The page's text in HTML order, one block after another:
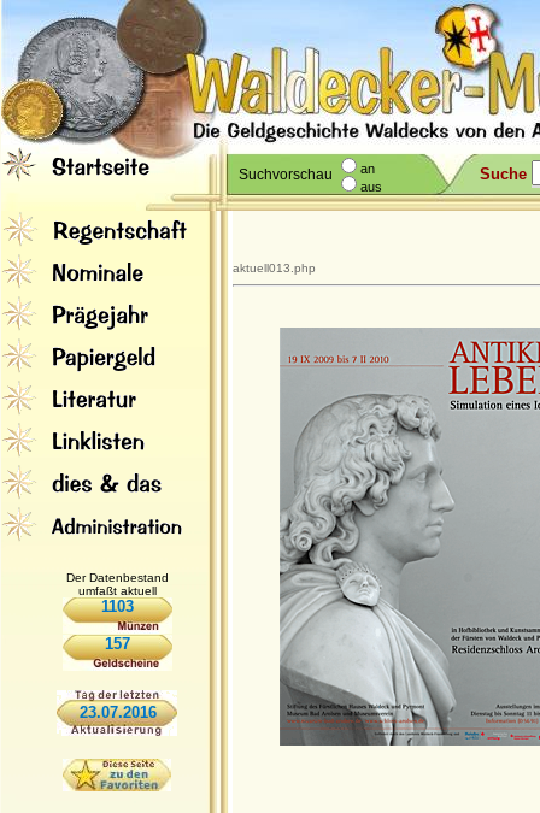
Suchvorschau
an
aus
Suche
Der Datenbestand
umfaßt aktuell
1103
157
23.07.2016
aktuell013.php